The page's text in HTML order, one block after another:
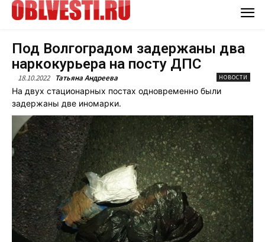
Под Волгоградом задержаны два
наркокурьера на посту ДПС
18.10.2022 Татьяна Андреева НОВОСТИ
На двух стационарных постах одновременно были
задержаны две иномарки.